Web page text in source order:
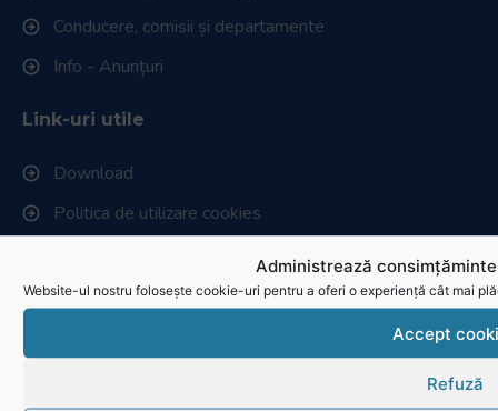
Administrează
Website-ul nostru folosește cookie-uri pentru a oferi o experiență cât mai
Accept
Refuză
Conducere, comisii și departamente
Info - Anunțuri
Link-uri utile
Download
Politica de utilizare cookies